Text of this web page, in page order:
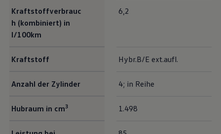
Kraftstoffverbrauc
h (kombiniert) in
l/100km
6,2
Kraftstoff Hybr.B/E ext.aufl.
Anzahl der Zylinder 4; in Reihe
Hubraum in cm3 1.498